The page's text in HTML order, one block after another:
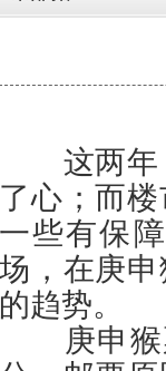
这两年，
了心；而
一些有保
场，在庚
的趋势。
庚申猴